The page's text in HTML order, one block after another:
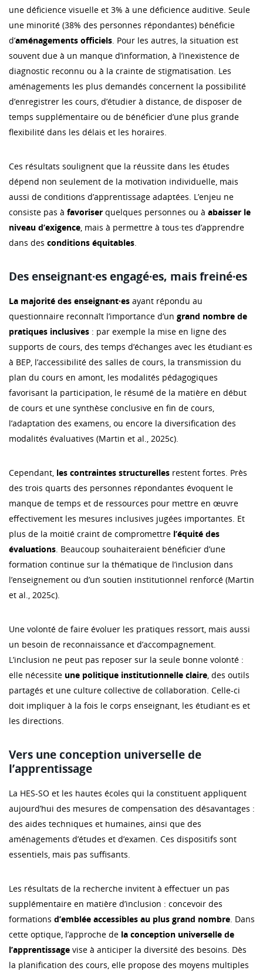
une déficience visuelle et 3% à une déficience auditive. Seule
une minorité (38% des personnes répondantes) bénéficie
d’aménagements officiels. Pour les autres, la situation est
souvent due à un manque d’information, à l’inexistence de
diagnostic reconnu ou à la crainte de stigmatisation. Les
aménagements les plus demandés concernent la possibilité
d’enregistrer les cours, d’étudier à distance, de disposer de
temps supplémentaire ou de bénéficier d’une plus grande
flexibilité dans les délais et les horaires.
Ces résultats soulignent que la réussite dans les études
dépend non seulement de la motivation individuelle, mais
aussi de conditions d’apprentissage adaptées. L’enjeu ne
consiste pas à favoriser quelques personnes ou à abaisser le
niveau d’exigence, mais à permettre à tous·tes d’apprendre
dans des conditions équitables.
Des enseignant·es engagé·es, mais freiné·es
La majorité des enseignant·es ayant répondu au
questionnaire reconnaît l’importance d’un grand nombre de
pratiques inclusives : par exemple la mise en ligne des
supports de cours, des temps d’échanges avec les étudiant·es
à BEP, l’accessibilité des salles de cours, la transmission du
plan du cours en amont, les modalités pédagogiques
favorisant la participation, le résumé de la matière en début
de cours et une synthèse conclusive en fin de cours,
l’adaptation des examens, ou encore la diversification des
modalités évaluatives (Martin et al., 2025c).
Cependant, les contraintes structurelles restent fortes. Près
des trois quarts des personnes répondantes évoquent le
manque de temps et de ressources pour mettre en œuvre
effectivement les mesures inclusives jugées importantes. Et
plus de la moitié craint de compromettre l’équité des
évaluations. Beaucoup souhaiteraient bénéficier d’une
formation continue sur la thématique de l’inclusion dans
l’enseignement ou d’un soutien institutionnel renforcé (Martin
et al., 2025c).
Une volonté de faire évoluer les pratiques ressort, mais aussi
un besoin de reconnaissance et d’accompagnement.
L’inclusion ne peut pas reposer sur la seule bonne volonté :
elle nécessite une politique institutionnelle claire, des outils
partagés et une culture collective de collaboration. Celle-ci
doit impliquer à la fois le corps enseignant, les étudiant·es et
les directions.
Vers une conception universelle de
l’apprentissage
La HES-SO et les hautes écoles qui la constituent appliquent
aujourd’hui des mesures de compensation des désavantages :
des aides techniques et humaines, ainsi que des
aménagements d’études et d’examen. Ces dispositifs sont
essentiels, mais pas suffisants.
Les résultats de la recherche invitent à effectuer un pas
supplémentaire en matière d’inclusion : concevoir des
formations d’emblée accessibles au plus grand nombre. Dans
cette optique, l’approche de la conception universelle de
l’apprentissage vise à anticiper la diversité des besoins. Dès
la planification des cours, elle propose des moyens multiples